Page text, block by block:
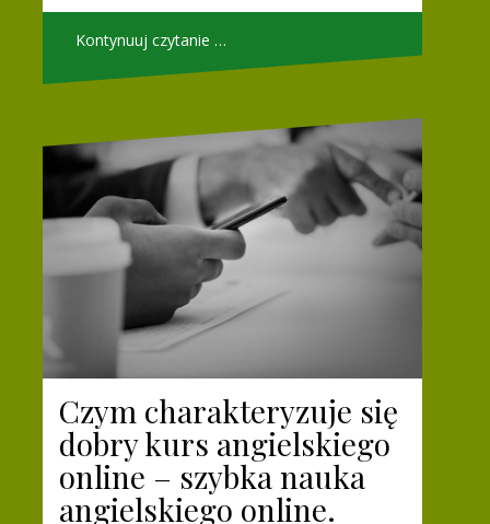
Kontynuuj czytanie …
Czym charakteryzuje się
dobry kurs angielskiego
online – szybka nauka
angielskiego online.